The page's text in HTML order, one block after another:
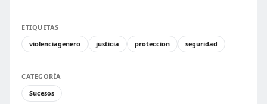
ETIQUETAS
violenciagenero
justicia proteccion seguridad
CATEGORÍA
Sucesos